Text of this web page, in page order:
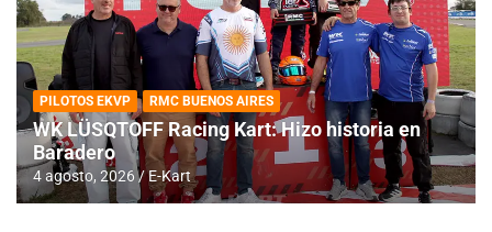
PILOTOS EKVP RMC BUENOS AIRES
WK LÜSQTOFF Racing Kart: Hizo historia en
Baradero
4 agosto, 2026 E-Kart